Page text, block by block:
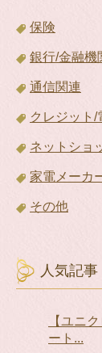
保険
銀行/金融機
通信関連
クレジット/
ネットショ
家電メーカ
その他
人気記事
【ユニ
ート...